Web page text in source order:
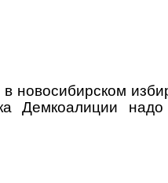
новосибирском
Демкоалиции